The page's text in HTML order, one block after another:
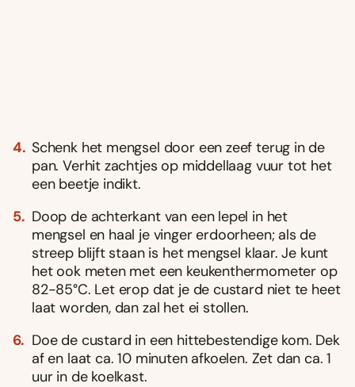
Schenk het mengsel door een zeef terug in de
pan. Verhit zachtjes op middellaag vuur tot het
een beetje indikt.
Doop de achterkant van een lepel in het
mengsel en haal je vinger erdoorheen; als de
streep blijft staan is het mengsel klaar. Je kunt
het ook meten met een keukenthermometer op
82-85°C. Let erop dat je de custard niet te heet
laat worden, dan zal het ei stollen.
Doe de custard in een hittebestendige kom. Dek
af en laat ca. 10 minuten afkoelen. Zet dan ca. 1
uur in de koelkast.